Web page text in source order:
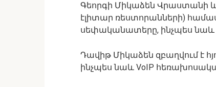
Գեորգի Միկաձեն Վրաստանի և
էլիտար ռեստորանների)
սեփականատերը, ինչպես նաև
Դավիթ Միկաձեն զբաղվում է
ինչպես նաև VoIP